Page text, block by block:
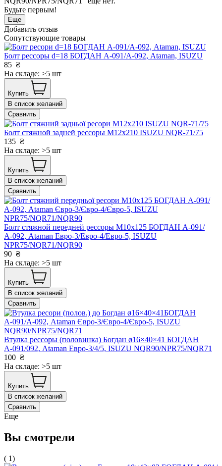
Будьте первым!
Еще
Добавить отзыв
Сопутствующие товары
Болт рессоры d=18 БОГДАН А-091/А-092, Ataman, ISUZU
85 ₴
На складе: >5 шт
Купить
В список желаний
Сравнить
Болт стяжной задней рессоры M12x210 ISUZU NQR-71/75
135 ₴
На складе: >5 шт
Купить
В список желаний
Сравнить
Болт стяжной передней рессоры М10х125 БОГДАН А-091/
А-092, Ataman Евро-3/Евро-4/Евро-5, ISUZU
NPR75/NQR71/NQR90
90 ₴
На складе: >5 шт
Купить
В список желаний
Сравнить
Втулка рессоры (половинка) Богдан ø16×40×41 БОГДАН
А-091/092, Ataman Евро-3/4/5, ISUZU NQR90/NPR75/NQR71
100 ₴
На складе: >5 шт
Купить
В список желаний
Сравнить
Еще
Вы смотрели
( 1)